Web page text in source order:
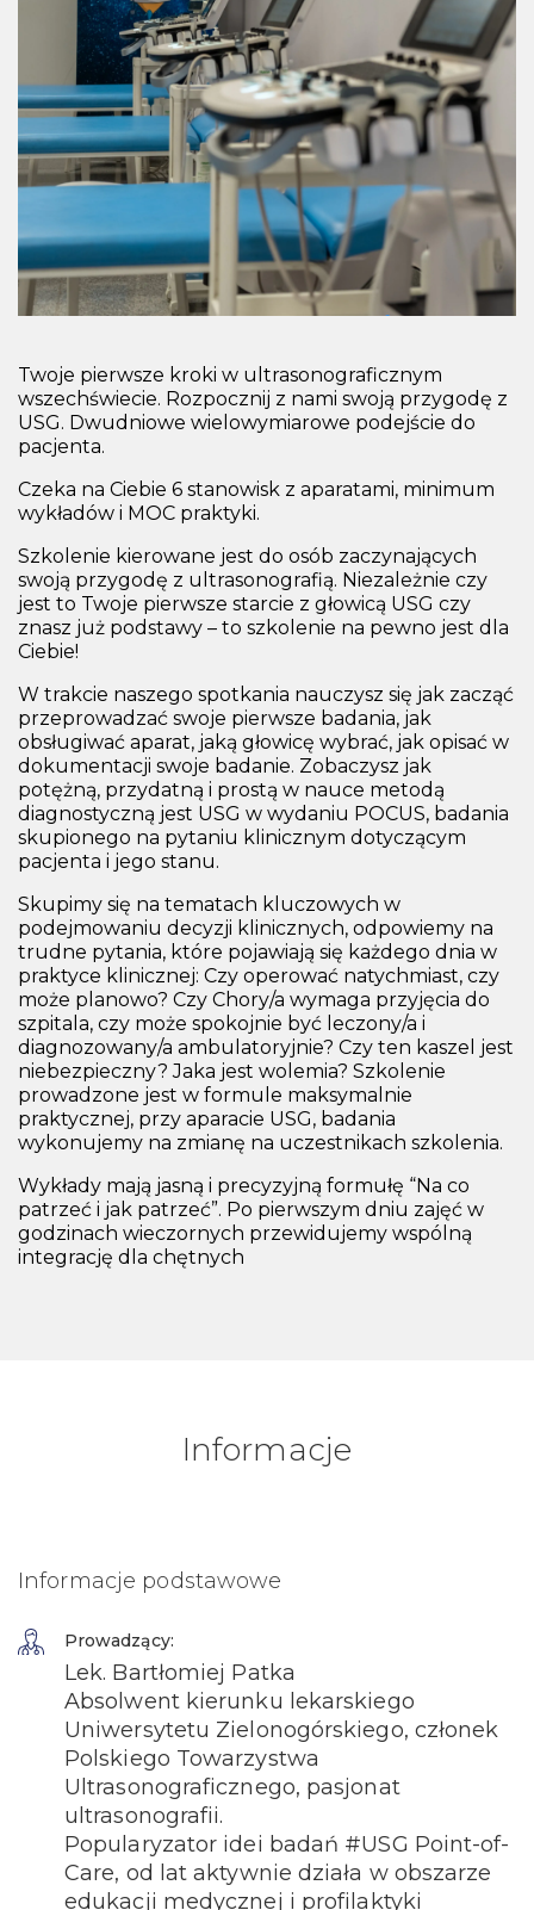
Twoje pierwsze kroki w ultrasonograficznym
wszechświecie. Rozpocznij z nami swoją przygodę z
USG. Dwudniowe wielowymiarowe podejście do
pacjenta.
Czeka na Ciebie 6 stanowisk z aparatami, minimum
wykładów i MOC praktyki.
Szkolenie kierowane jest do osób zaczynających
swoją przygodę z ultrasonografią. Niezależnie czy
jest to Twoje pierwsze starcie z głowicą USG czy
znasz już podstawy – to szkolenie na pewno jest dla
Ciebie!
W trakcie naszego spotkania nauczysz się jak zacząć
przeprowadzać swoje pierwsze badania, jak
obsługiwać aparat, jaką głowicę wybrać, jak opisać w
dokumentacji swoje badanie. Zobaczysz jak
potężną, przydatną i prostą w nauce metodą
diagnostyczną jest USG w wydaniu POCUS, badania
skupionego na pytaniu klinicznym dotyczącym
pacjenta i jego stanu.
Skupimy się na tematach kluczowych w
podejmowaniu decyzji klinicznych, odpowiemy na
trudne pytania, które pojawiają się każdego dnia w
praktyce klinicznej: Czy operować natychmiast, czy
może planowo? Czy Chory/a wymaga przyjęcia do
szpitala, czy może spokojnie być leczony/a i
diagnozowany/a ambulatoryjnie? Czy ten kaszel jest
niebezpieczny? Jaka jest wolemia? Szkolenie
prowadzone jest w formule maksymalnie
praktycznej, przy aparacie USG, badania
wykonujemy na zmianę na uczestnikach szkolenia.
Wykłady mają jasną i precyzyjną formułę “Na co
patrzeć i jak patrzeć”. Po pierwszym dniu zajęć w
godzinach wieczornych przewidujemy wspólną
integrację dla chętnych
Informacje
Informacje podstawowe
Prowadzący:
Lek. Bartłomiej Patka
Absolwent kierunku lekarskiego
Uniwersytetu Zielonogórskiego, członek
Polskiego Towarzystwa
Ultrasonograficznego, pasjonat
ultrasonografii.
Popularyzator idei badań #USG Point-of-
Care, od lat aktywnie działa w obszarze
edukacji medycznej i profilaktyki